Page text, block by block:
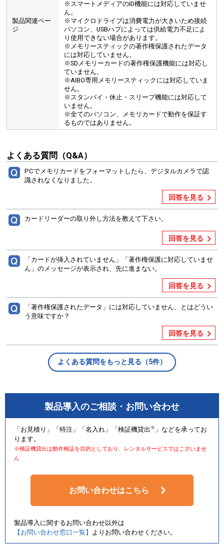
製品関連ペー
ジ
※スマートメディアのID機能には対応していませ
ん。
※マイクロドライブは消費電力が大きいため接続
パソコン、USBハブによっては供給電力不足によ
り使用できない場合があります。
※メモリースティックの著作権保護されたデータ
には対応していません。
※SDメモリーカードの著作権保護機能には対応し
ていません。
※AIBO専用メモリースティックには対応していま
せん。
※スタンバイ・休止・スリープ機能には対応して
いません。
※全てのパソコン、メモリカードで動作を保証す
るものではありません。
よくある質問（Q&A）
PCでメモリカードをフォーマットしたら、デジタルカメラで認
識されなくなりました。
回答を見る
カードリーダーの取り外し方法を教えて下さい。
回答を見る
「カードが挿入されていません」「著作権保護に対応していませ
ん」のメッセージが表示され、先に進まない。
回答を見る
「著作権保護されたデータ」には対応していません、とはどうい
う意味ですか？
回答を見る
よくある質問をもっと見る（5件）
製品導入のご相談・お問い合わせ
「お見積り」「特注」「名入れ」「検証機貸出 ※ 」などを承ってお
ります。
※検証機貸出は動作検証を目的としており、レンタルサービスではございませ
ん
お問い合わせはこちら
製品導入に関するお問い合わせ以外は
【お問い合わせ窓口一覧】
よりお問い合わせください。